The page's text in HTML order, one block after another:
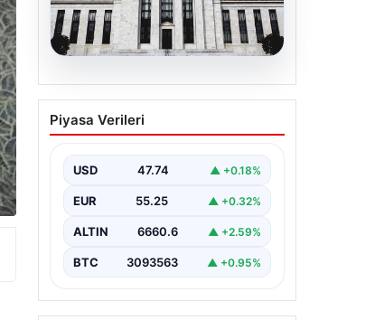
06.08.2026
Fed faizi sabit tuttu
Piyasa Verileri
USD 47.74 ▲ +0.18%
EUR 55.25 ▲ +0.32%
ALTIN 6660.6 ▲ +2.59%
BTC 3093563 ▲ +0.95%